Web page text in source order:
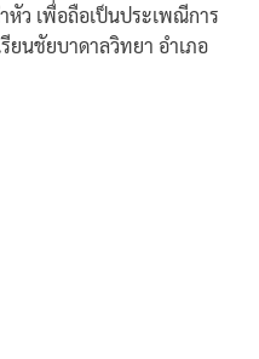
ว เพื่อถือเป็นประเพณีการ
ยนชัยบาดาลวิทยา อำเภอ